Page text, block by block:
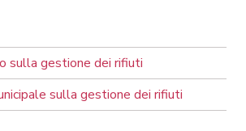
sulla gestione dei rifiuti
sulla gestione dei rifiuti